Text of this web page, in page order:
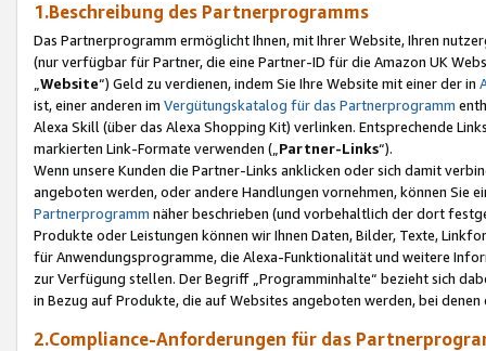
1.Beschreibung des Partnerprogramms
Das Partnerprogramm ermöglicht Ihnen, mit Ihrer Website, Ihren
(nur verfügbar für Partner, die eine Partner-ID für die Amazon UK
Website“) Geld zu verdienen, indem Sie Ihre Website mit einer der in
ist, einer anderen im Vergütungskatalog für das Partnerprogramm
Alexa Skill (über das Alexa Shopping Kit) verlinken. Entsprechende
markierten Link-Formate verwenden („ Partner-Links“).
Wenn unsere Kunden die Partner-Links anklicken oder sich damit
angeboten werden, oder andere Handlungen vornehmen, können Sie
Partnerprogramm näher beschrieben (und vorbehaltlich der dort
Produkte oder Leistungen können wir Ihnen Daten, Bilder, Texte,
für Anwendungsprogramme, die Alexa-Funktionalität und weitere
zur Verfügung stellen. Der Begriff „Programminhalte“ bezieht sich
in Bezug auf Produkte, die auf Websites angeboten werden, bei
2.Compliance-Anforderungen für das